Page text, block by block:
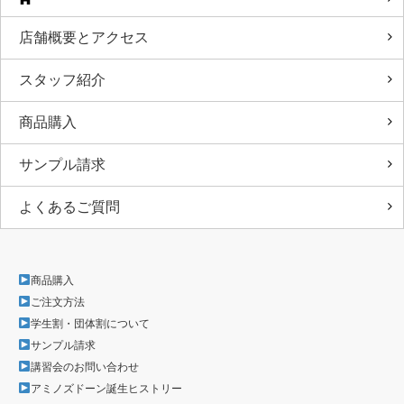
店舗概要とアクセス
スタッフ紹介
商品購入
サンプル請求
よくあるご質問
商品購入
ご注文方法
学生割・団体割について
サンプル請求
講習会のお問い合わせ
アミノズドーン誕生ヒストリー